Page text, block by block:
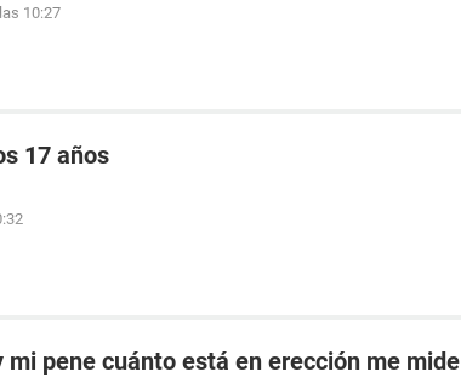
10:27
17 años
mi pene cuánto está en erección me mide